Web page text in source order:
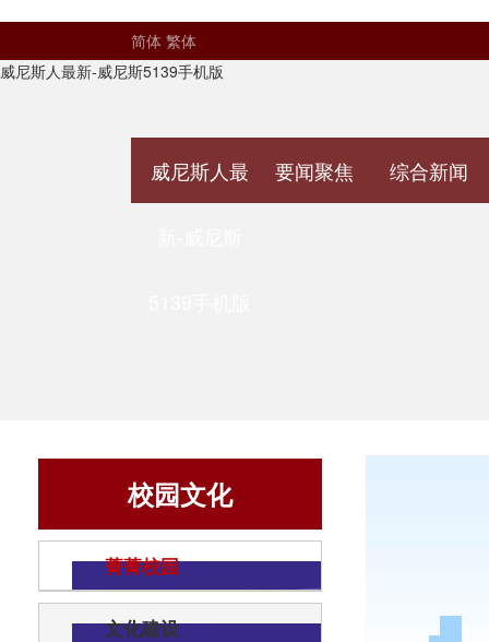
简体 繁体
威尼斯人最新-威尼斯5139手机版
威尼斯人最 要闻聚焦 综合新闻
校园文化
菁菁校园
文化建设